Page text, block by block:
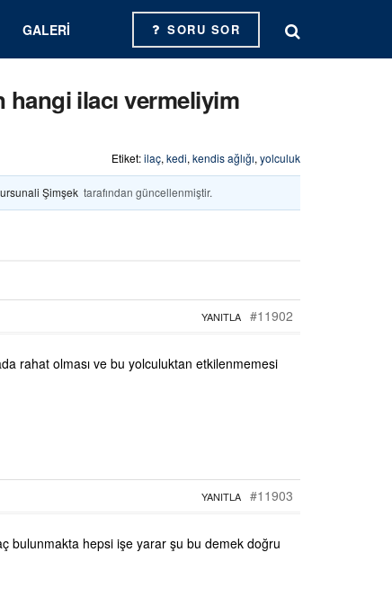
GALERI SORU SOR
hangi ilacı vermeliyim
Etiket:ilaç, kedi, kendis ağlığı, yolculuk
Şimşek tarafından güncellenmiştir.
#11902
YANITLA
rahat olması ve bu yolculuktan etkilenmemesi
#11903
YANITLA
bulunmakta hepsi işe yarar şu bu demek doğru